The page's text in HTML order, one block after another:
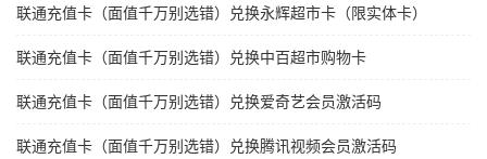
联通充值卡（面值千万别选错）兑换永辉超市卡（限实体卡）
联通充值卡（面值千万别选错）兑换中百超市购物卡
联通充值卡（面值千万别选错）兑换爱奇艺会员激活码
联通充值卡（面值千万别选错）兑换腾讯视频会员激活码